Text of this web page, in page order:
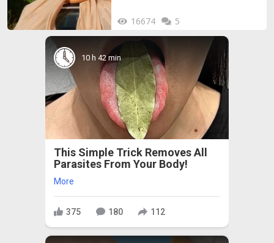
16674 5
10 h 42 min
This Simple Trick Removes All
Parasites From Your Body!
More
375 180 112